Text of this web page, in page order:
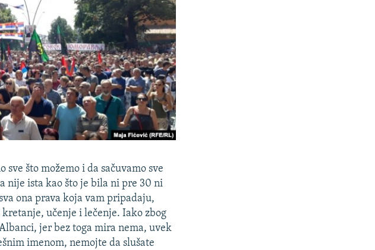
što možemo i da sačuvamo sve
nije ista kao što je bila ni pre 30 ni
ona prava koja vam pripadaju,
učenje i lečenje. Iako zbog
jer bez toga mira nema, uvek
imenom, nemojte da slušate